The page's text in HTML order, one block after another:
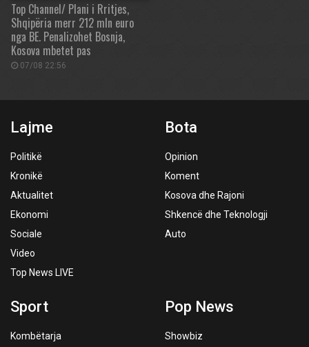
Top Channel/ Plani i Rritjes,
Shqipëria merr 212 mln euro
nga BE. Penalizohet Bosnja,
Kosova mbetet pas
07/08 22:56
Lajme
Politikë
Kronikë
Aktualitet
Ekonomi
Sociale
Video
Top News LIVE
Bota
Opinion
Koment
Kosova dhe Rajoni
Shkencë dhe Teknologji
Auto
Sport
Kombëtarja
Pop News
Showbiz